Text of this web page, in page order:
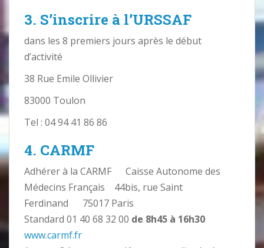
3. S’inscrire à l’URSSAF
dans les 8 premiers jours après le début
d’activité
38 Rue Emile Ollivier
83000 Toulon
Tel : 04 94 41 86 86
4. CARMF
Adhérer à la CARMF Caisse Autonome des
Médecins Français 44bis, rue Saint
Ferdinand 75017 Paris
Standard 01 40 68 32 00 de 8h45 à 16h30
www.carmf.fr